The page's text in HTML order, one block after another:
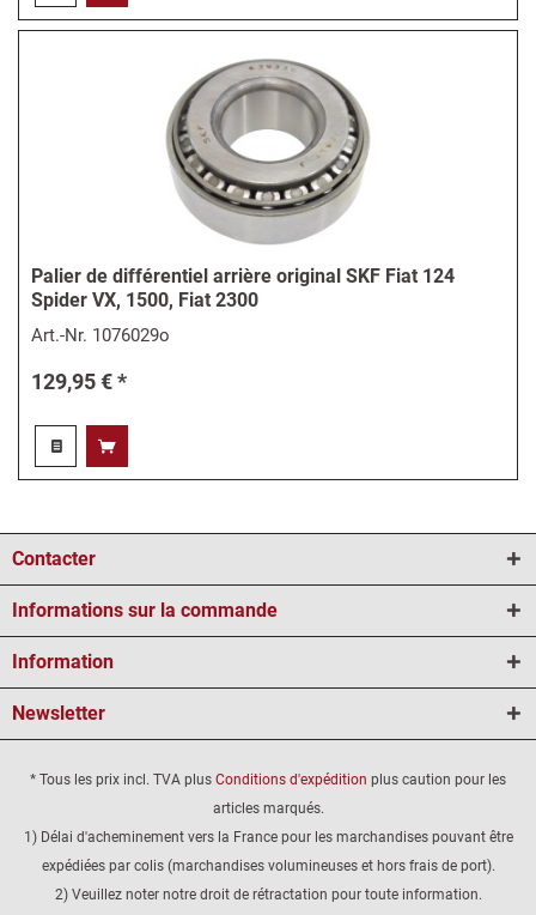
Palier de différentiel arrière original SKF Fiat 124
Spider VX, 1500, Fiat 2300
Art.-Nr. 1076029o
129,95 € *
Contacter
Informations sur la commande
Information
Newsletter
* Tous les prix incl. TVA plus Conditions d'expédition plus caution pour les
articles marqués.
1) Délai d'acheminement vers la France pour les marchandises pouvant être
expédiées par colis (marchandises volumineuses et hors frais de port).
2) Veuillez noter notre droit de rétractation pour toute information.